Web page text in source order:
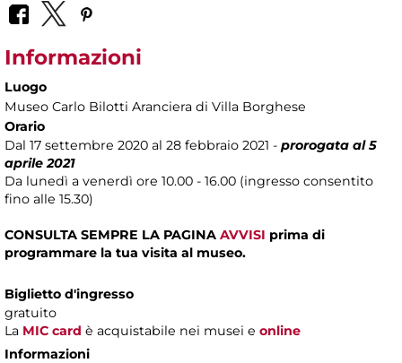
Informazioni
Luogo
Museo Carlo Bilotti Aranciera di Villa Borghese
Orario
Dal 17 settembre 2020 al 28 febbraio 2021 - prorogata al 5
aprile 2021
Da lunedì a venerdì ore 10.00 - 16.00 (ingresso consentito
fino alle 15.30)
CONSULTA SEMPRE LA PAGINA AVVISI prima di
programmare la tua visita al museo.
Biglietto d'ingresso
gratuito
La MIC card è acquistabile nei musei e online
Informazioni